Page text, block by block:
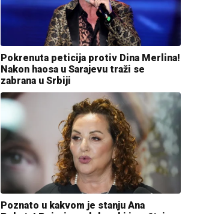
Pokrenuta peticija protiv Dina Merlina!
Nakon haosa u Sarajevu traži se
zabrana u Srbiji
Poznato u kakvom je stanju Ana